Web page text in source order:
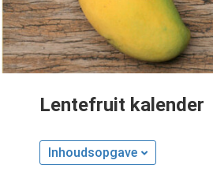
Lentefruit kalender
Inhoudsopgave